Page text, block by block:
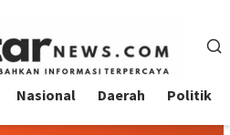
Nasional Daerah Politik